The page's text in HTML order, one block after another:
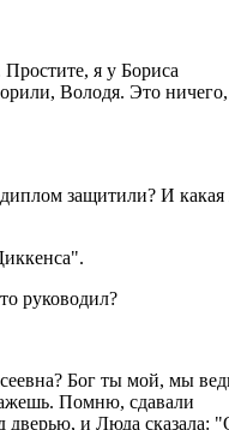
я у Бориса
Володя. Это
защитили? И
руководил?
Бог ты мой, мы
Помню, сдавали
дверью, и Люда сказала: